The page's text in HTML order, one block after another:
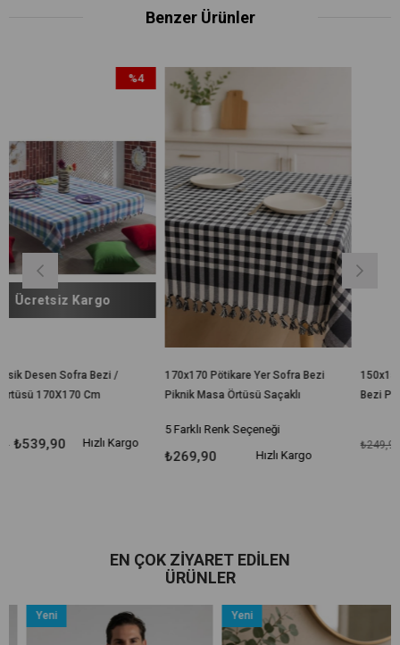
Benzer Ürünler
/
Kargo
170x170 Pötikare Yer Sofra Bezi
Piknik Masa Örtüsü Saçaklı
5 Farklı Renk Seçeneği
Hızlı Kargo
150x150 Cm Kareli Yer Sofra
Bezi Piknik Masa Örtüsü
Hızlı
EN ÇOK ZIYARET EDILEN
ÜRÜNLER
Yeni
Yeni
Ürün